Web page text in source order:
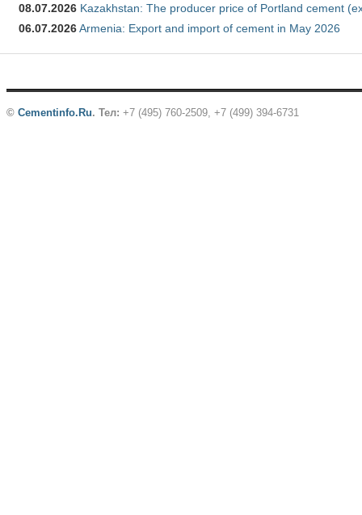
08.07.2026 Kazakhstan: The producer price of Portland cement
06.07.2026Armenia: Export and import of cement in May 2026
© Cementinfo.Ru. Тел: +7 (495) 760-2509, +7 (499) 394-6731